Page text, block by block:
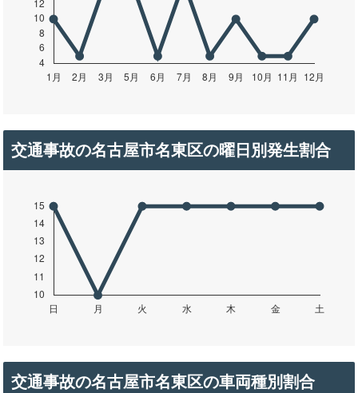
交通事故の名古屋市名東区の曜日別発生割合
交通事故の名古屋市名東区の車両種別割合